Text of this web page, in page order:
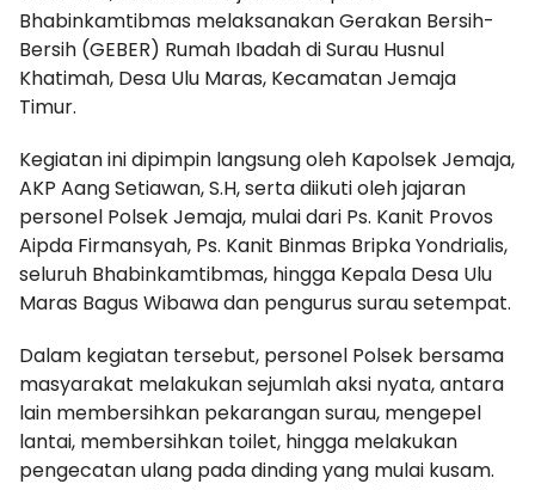
Bhabinkamtibmas melaksanakan Gerakan Bersih-
Bersih (GEBER) Rumah Ibadah di Surau Husnul
Khatimah, Desa Ulu Maras, Kecamatan Jemaja
Timur.
Kegiatan ini dipimpin langsung oleh Kapolsek Jemaja,
AKP Aang Setiawan, S.H, serta diikuti oleh jajaran
personel Polsek Jemaja, mulai dari Ps. Kanit Provos
Aipda Firmansyah, Ps. Kanit Binmas Bripka Yondrialis,
seluruh Bhabinkamtibmas, hingga Kepala Desa Ulu
Maras Bagus Wibawa dan pengurus surau setempat.
Dalam kegiatan tersebut, personel Polsek bersama
masyarakat melakukan sejumlah aksi nyata, antara
lain membersihkan pekarangan surau, mengepel
lantai, membersihkan toilet, hingga melakukan
pengecatan ulang pada dinding yang mulai kusam.